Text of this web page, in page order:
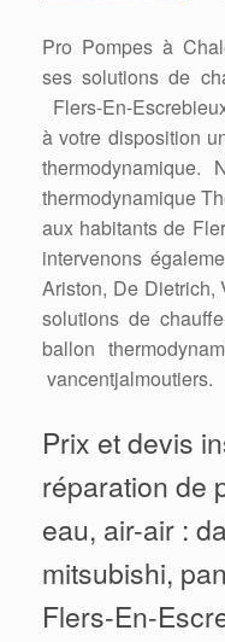
Pro Pompes à
ses solutions de
Flers-En-
à votre disposition
thermodynamique.
thermodynamique
aux habitants de
intervenons
Ariston, De Dietrich,
solutions de
ballon
vancentjalmoutiers.
Prix et devis
réparation de
eau, air-air :
mitsubishi,
Flers-En-